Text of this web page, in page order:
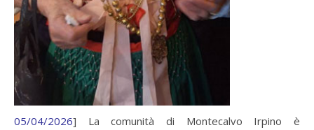
05/04/2026] La comunità di Montecalvo Irpino è